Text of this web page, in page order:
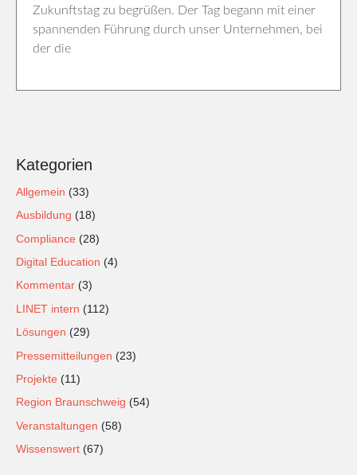
Zukunftstag zu begrüßen. Der Tag begann mit einer
spannenden Führung durch unser Unternehmen, bei
der die
Kategorien
Allgemein (33)
Ausbildung (18)
Compliance (28)
Digital Education (4)
Kommentar (3)
LINET intern (112)
Lösungen (29)
Pressemitteilungen (23)
Projekte (11)
Region Braunschweig (54)
Veranstaltungen (58)
Wissenswert (67)